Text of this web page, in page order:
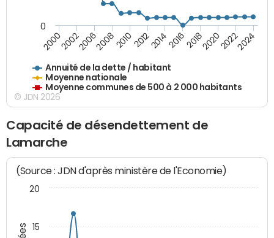
Annuité de la dette / habitant
Moyenne nationale
Moyenne communes de 500 à 2 000 habitants
200020022006200820102012201420162018202020222024
0
© JDN 2026
Capacité de désendettement de
Lamarche
(Source : JDN d'après ministère de l'Economie)
15
20